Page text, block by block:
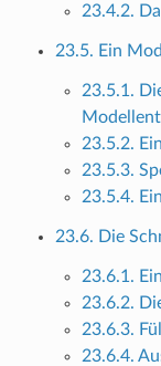
23.4.2.
23.5. Ein
23.5.1.
23.5.2.
23.5.3.
23.5.4.
23.6. Die
23.6.1.
23.6.2.
23.6.3.
23.6.4.